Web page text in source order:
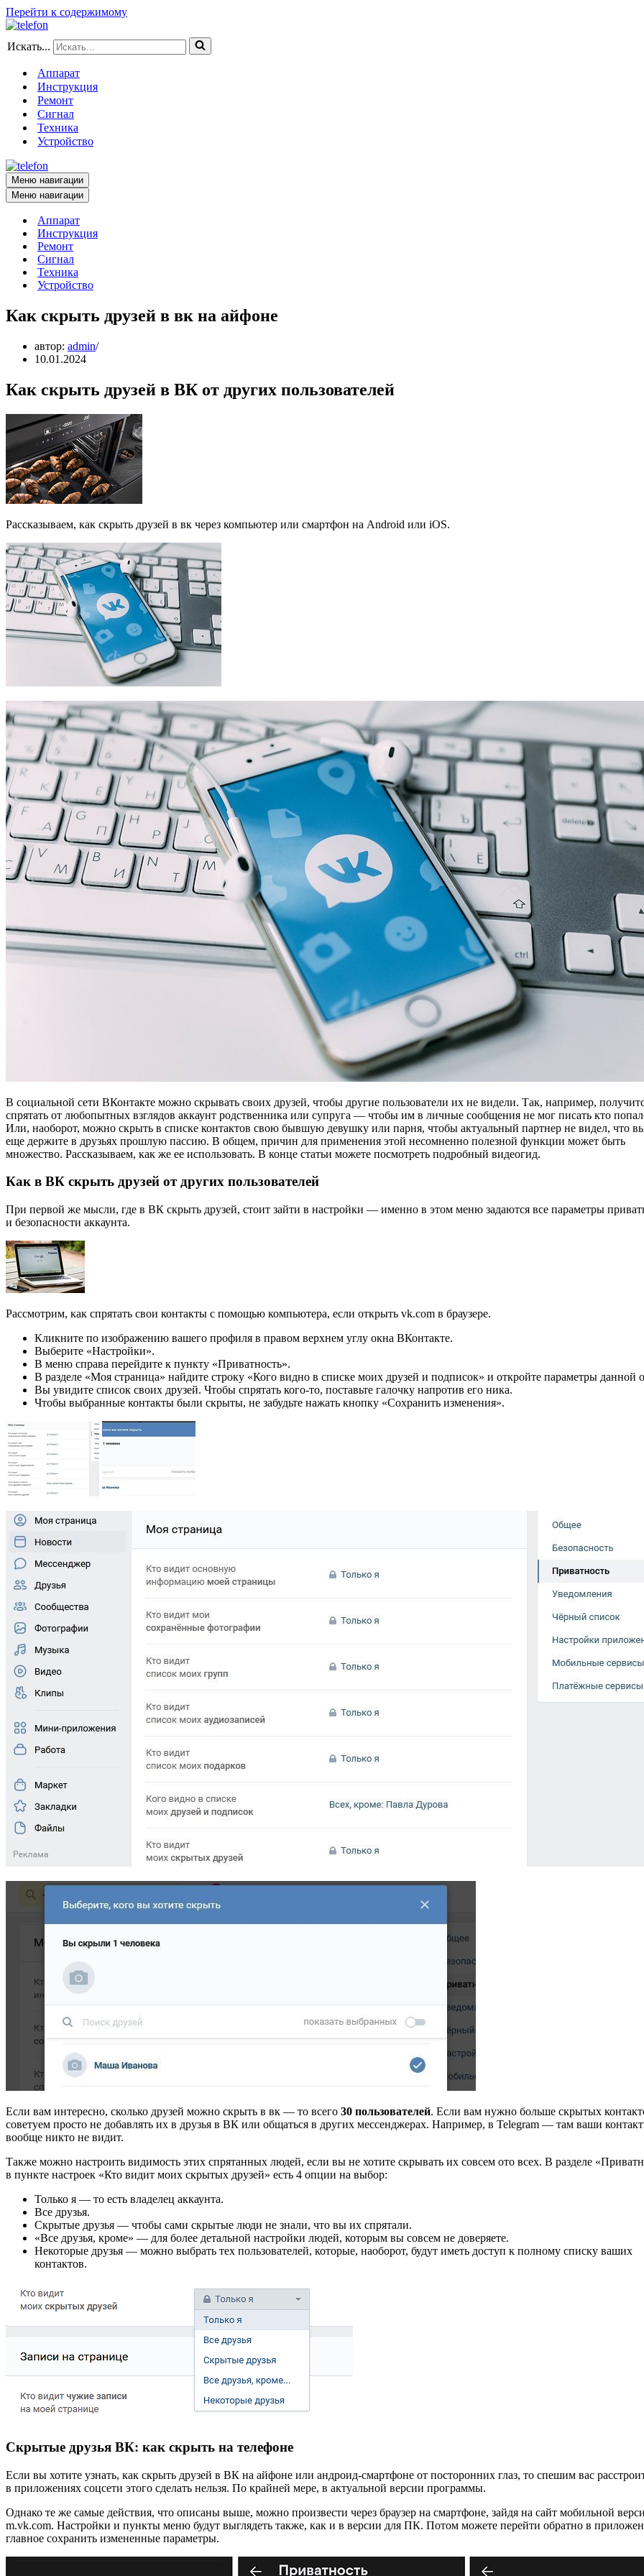
Перейти к содержимому
Искать...
Аппарат
Инструкция
Ремонт
Сигнал
Техника
Устройство
Меню навигации
Меню навигации
Аппарат
Инструкция
Ремонт
Сигнал
Техника
Устройство
Как скрыть друзей в вк на айфоне
автор: admin
10.01.2024
Как скрыть друзей в ВК от других пользователей
Рассказываем, как скрыть друзей в вк через компьютер или смартфон на Android или iOS.
В социальной сети ВКонтакте можно скрывать своих друзей, чтобы другие пользователи их не видели. Так, например,
спрятать от любопытных взглядов аккаунт родственника или супруга — чтобы им в личные сообщения не мог писать кто
Или, наоборот, можно скрыть в списке контактов свою бывшую девушку или парня, чтобы актуальный партнер не видел, что
еще держите в друзьях прошлую пассию. В общем, причин для применения этой несомненно полезной функции может быть
множество. Рассказываем, как же ее использовать. В конце статьи можете посмотреть подробный видеогид.
Как в ВК скрыть друзей от других пользователей
При первой же мысли, где в ВК скрыть друзей, стоит зайти в настройки — именно в этом меню задаются все параметры
и безопасности аккаунта.
Рассмотрим, как спрятать свои контакты с помощью компьютера, если открыть vk.com в браузере.
Кликните по изображению вашего профиля в правом верхнем углу окна ВКонтакте.
Выберите «Настройки».
В меню справа перейдите к пункту «Приватность».
В разделе «Моя страница» найдите строку «Кого видно в списке моих друзей и подписок» и откройте параметры данной
Вы увидите список своих друзей. Чтобы спрятать кого-то, поставьте галочку напротив его ника.
Чтобы выбранные контакты были скрыты, не забудьте нажать кнопку «Сохранить изменения».
Если вам интересно, сколько друзей можно скрыть в вк — то всего 30 пользователей. Если вам нужно больше скрытых
советуем просто не добавлять их в друзья в ВК или общаться в других мессенджерах. Например, в Telegram — там ваши
вообще никто не видит.
Также можно настроить видимость этих спрятанных людей, если вы не хотите скрывать их совсем ото всех. В разделе
в пункте настроек «Кто видит моих скрытых друзей» есть 4 опции на выбор:
Только я — то есть владелец аккаунта.
Все друзья.
Скрытые друзья — чтобы сами скрытые люди не знали, что вы их спрятали.
«Все друзья, кроме» — для более детальной настройки людей, которым вы совсем не доверяете.
Некоторые друзья — можно выбрать тех пользователей, которые, наоборот, будут иметь доступ к полному списку ваших
контактов.
Скрытые друзья ВК: как скрыть на телефоне
Если вы хотите узнать, как скрыть друзей в ВК на айфоне или андроид-смартфоне от посторонних глаз, то спешим вас
в приложениях соцсети этого сделать нельзя. По крайней мере, в актуальной версии программы.
Однако те же самые действия, что описаны выше, можно произвести через браузер на смартфоне, зайдя на сайт мобильной
m.vk.com. Настройки и пункты меню будут выглядеть также, как и в версии для ПК. Потом можете перейти обратно в
главное сохранить измененные параметры.